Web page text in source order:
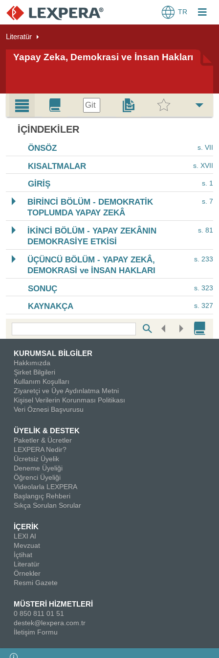
TR
Literatür
Yapay Zeka, Demokrasi ve İnsan Hakları
Git
İÇINDEKILER
ÖNSÖZ s. VII
KISALTMALAR s. XVII
GİRİŞ s. 1
BİRİNCİ BÖLÜM - DEMOKRATİK
TOPLUMDA YAPAY ZEKÂ
s. 7
İKİNCİ BÖLÜM - YAPAY ZEKÂNIN
DEMOKRASİYE ETKİSİ
s. 81
ÜÇÜNCÜ BÖLÜM - YAPAY ZEKÂ,
DEMOKRASİ ve İNSAN HAKLARI
s. 233
SONUÇ s. 323
KAYNAKÇA s. 327
Bottom Search Toolbar Highlight Text
KURUMSAL BİLGİLER
Hakkımızda
Şirket Bilgileri
Kullanım Koşulları
Ziyaretçi ve Üye Aydınlatma Metni
Kişisel Verilerin Korunması Politikası
Veri Öznesi Başvurusu
ÜYELİK & DESTEK
Paketler & Ücretler
LEXPERA Nedir?
Ücretsiz Üyelik
Deneme Üyeliği
Öğrenci Üyeliği
Videolarla LEXPERA
Başlangıç Rehberi
Sıkça Sorulan Sorular
İÇERİK
LEXI AI
Mevzuat
İçtihat
Literatür
Örnekler
Resmi Gazete
MÜSTERİ HİZMETLERİ
0 850 811 01 51
destek@lexpera.com.tr
İletişim Formu
Bizi Takip Edin